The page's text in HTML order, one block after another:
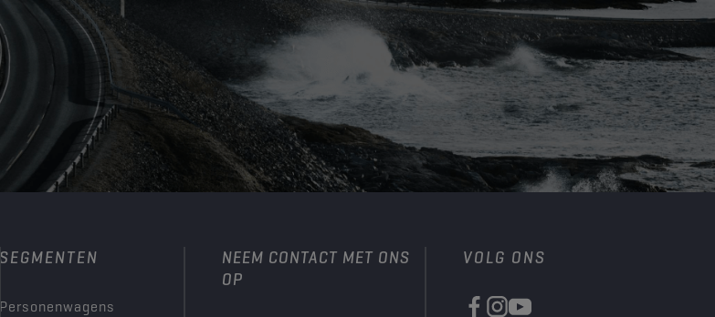
SEGMENTEN
Personenwagens
NEEM CONTACT MET ONS
OP
VOLG ONS